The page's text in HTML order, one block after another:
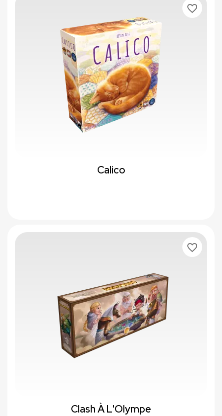
Calico
favorite_border
Clash À L'Olympe
favorite_border